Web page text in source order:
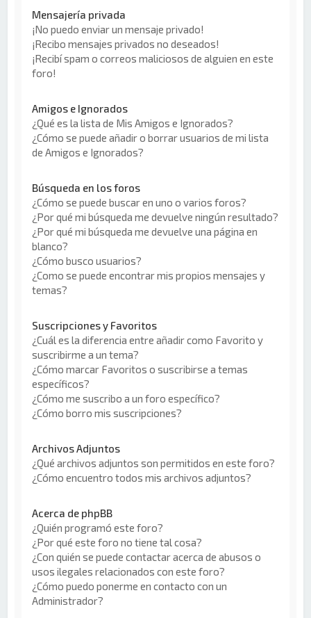
Mensajería privada
¡No puedo enviar un mensaje privado!
¡Recibo mensajes privados no deseados!
¡Recibí spam o correos maliciosos de alguien en este
foro!
Amigos e Ignorados
¿Qué es la lista de Mis Amigos e Ignorados?
¿Cómo se puede añadir o borrar usuarios de mi lista
de Amigos e Ignorados?
Búsqueda en los foros
¿Cómo se puede buscar en uno o varios foros?
¿Por qué mi búsqueda me devuelve ningún resultado?
¿Por qué mi búsqueda me devuelve una página en
blanco?
¿Cómo busco usuarios?
¿Como se puede encontrar mis propios mensajes y
temas?
Suscripciones y Favoritos
¿Cuál es la diferencia entre añadir como Favorito y
suscribirme a un tema?
¿Cómo marcar Favoritos o suscribirse a temas
específicos?
¿Cómo me suscribo a un foro específico?
¿Cómo borro mis suscripciones?
Archivos Adjuntos
¿Qué archivos adjuntos son permitidos en este foro?
¿Cómo encuentro todos mis archivos adjuntos?
Acerca de phpBB
¿Quién programó este foro?
¿Por qué este foro no tiene tal cosa?
¿Con quién se puede contactar acerca de abusos o
usos ilegales relacionados con este foro?
¿Cómo puedo ponerme en contacto con un
Administrador?